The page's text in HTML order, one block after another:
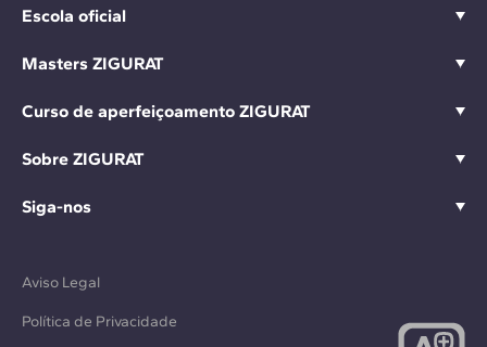
Escola oficial
Masters ZIGURAT
Curso de aperfeiçoamento ZIGURAT
Sobre ZIGURAT
Siga-nos
Aviso Legal
Política de Privacidade